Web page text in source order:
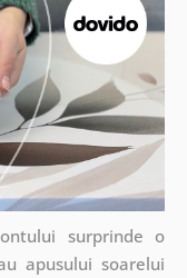
surprinde o
apusului soarelui